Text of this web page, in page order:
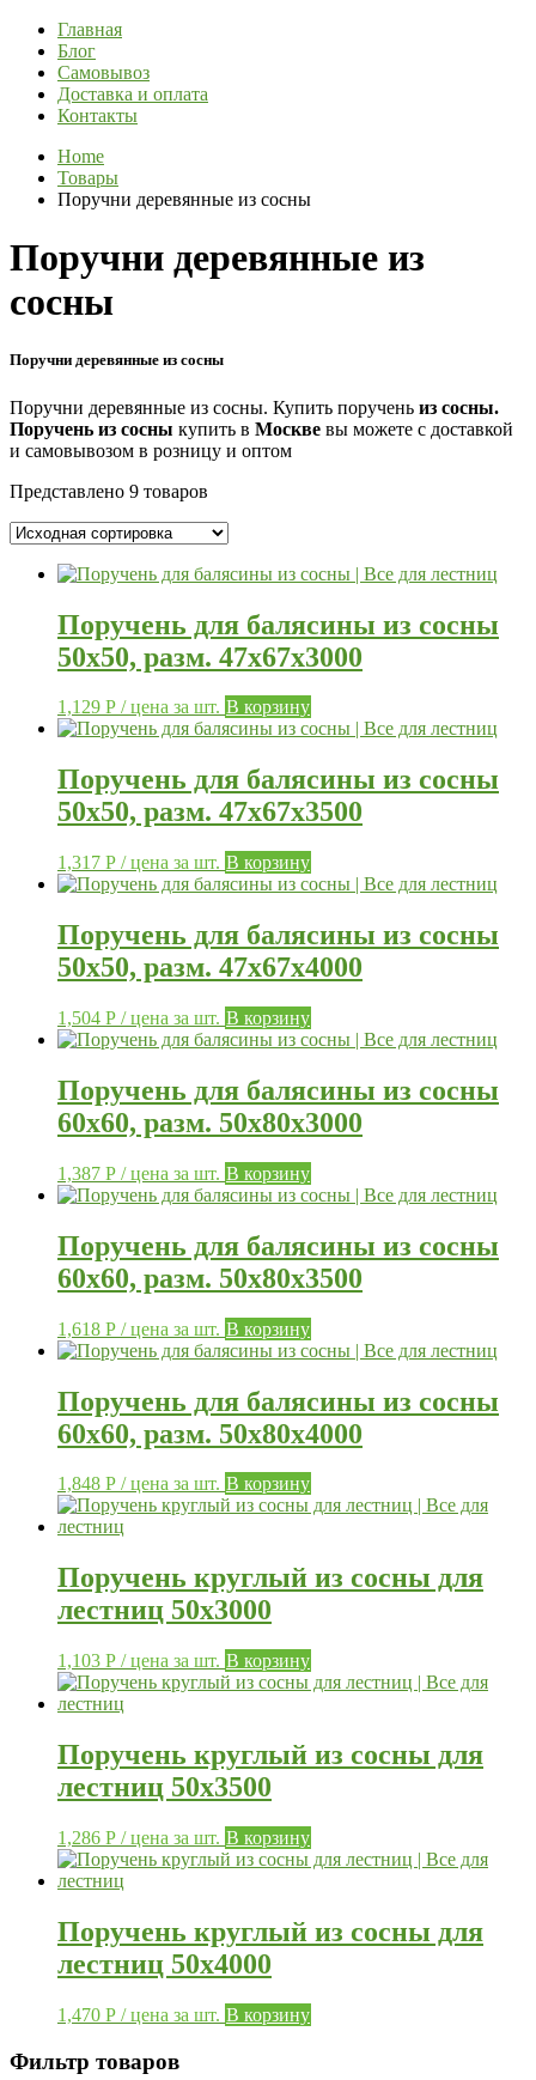
Главная
Блог
Самовывоз
Доставка и оплата
Контакты
Home
Товары
Поручни деревянные из сосны
Поручни деревянные из
сосны
Поручни деревянные из сосны
Поручни деревянные из сосны. Купить поручень из сосны.
Поручень из сосны купить в Москве вы можете с доставкой
и самовывозом в розницу и оптом
Представлено 9 товаров
Поручень для балясины из сосны
50х50, разм. 47х67х3000
1,129 Р / цена за шт. В корзину
Поручень для балясины из сосны
50х50, разм. 47х67х3500
1,317 Р / цена за шт. В корзину
Поручень для балясины из сосны
50х50, разм. 47х67х4000
1,504 Р / цена за шт. В корзину
Поручень для балясины из сосны
60х60, разм. 50х80х3000
1,387 Р / цена за шт. В корзину
Поручень для балясины из сосны
60х60, разм. 50х80х3500
1,618 Р / цена за шт. В корзину
Поручень для балясины из сосны
60х60, разм. 50х80х4000
1,848 Р / цена за шт. В корзину
Поручень круглый из сосны для
лестниц 50х3000
1,103 Р / цена за шт. В корзину
Поручень круглый из сосны для
лестниц 50х3500
1,286 Р / цена за шт. В корзину
Поручень круглый из сосны для
лестниц 50х4000
1,470 Р / цена за шт. В корзину
Фильтр товаров